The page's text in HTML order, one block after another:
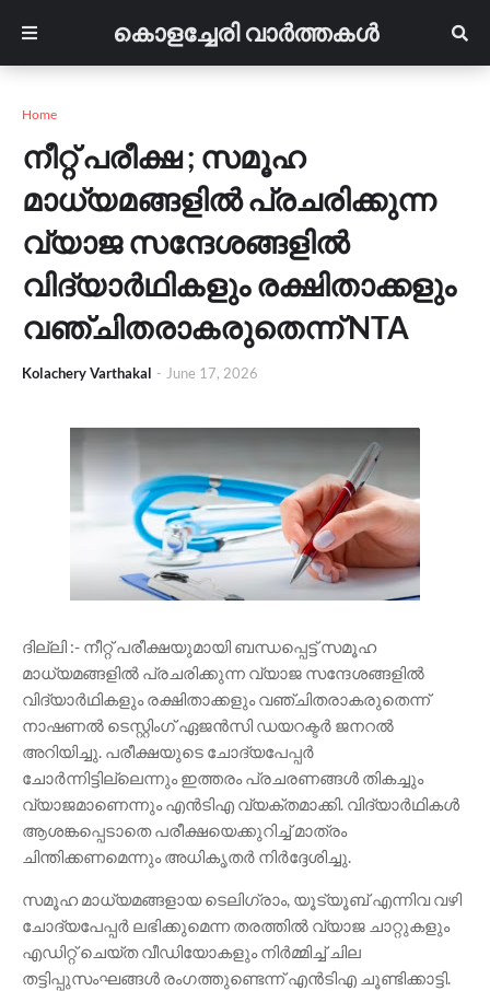
കൊളച്ചേരി വാർത്തകൾ
Home
നീറ്റ് പരീക്ഷ ; സമൂഹ
മാധ്യമങ്ങളിൽ പ്രചരിക്കുന്ന
വ്യാജ സന്ദേശങ്ങളിൽ
വിദ്യാർഥികളും രക്ഷിതാക്കളും
വഞ്ചിതരാകരുതെന്ന് NTA
Kolachery Varthakal - June 17, 2026
ദില്ലി :- നീറ്റ് പരീക്ഷയുമായി ബന്ധപ്പെട്ട് സമൂഹ
മാധ്യമങ്ങളിൽ പ്രചരിക്കുന്ന വ്യാജ സന്ദേശങ്ങളിൽ
വിദ്യാർഥികളും രക്ഷിതാക്കളും വഞ്ചിതരാകരുതെന്ന്
നാഷണൽ ടെസ്റ്റിംഗ് ഏജൻസി ഡയറക്ടർ ജനറൽ
അറിയിച്ചു. പരീക്ഷയുടെ ചോദ്യപേപ്പർ
ചോർന്നിട്ടില്ലെന്നും ഇത്തരം പ്രചരണങ്ങൾ തികച്ചും
വ്യാജമാണെന്നും എൻടിഎ വ്യക്തമാക്കി. വിദ്യാർഥികൾ
ആശങ്കപ്പെടാതെ പരീക്ഷയെക്കുറിച്ച് മാത്രം
ചിന്തിക്കണമെന്നും അധികൃതർ നിർദ്ദേശിച്ചു.
സമൂഹ മാധ്യമങ്ങളായ ടെലിഗ്രാം, യൂട്യൂബ് എന്നിവ വഴി
ചോദ്യപേപ്പർ ലഭിക്കുമെന്ന തരത്തിൽ വ്യാജ ചാറ്റുകളും
എഡിറ്റ് ചെയ്ത വീഡിയോകളും നിർമ്മിച്ച് ചില
തട്ടിപ്പുസംഘങ്ങൾ രംഗത്തുണ്ടെന്ന് എൻടിഎ ചൂണ്ടിക്കാട്ടി.